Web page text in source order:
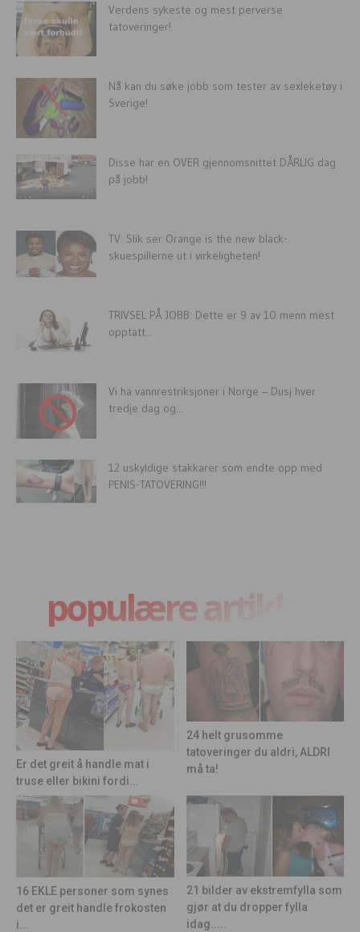
Verdens sykeste og mest perverse
tatoveringer!
Nå kan du søke jobb som tester av sexleketøy i
Sverige!
Disse har en OVER gjennomsnittet DÅRLIG dag
på jobb!
TV: Slik ser Orange is the new black-
skuespillerne ut i virkeligheten!
TRIVSEL PÅ JOBB: Dette er 9 av 10 menn mest
opptatt...
Vi ha vannrestriksjoner i Norge – Dusj hver
tredje dag og...
12 uskyldige stakkarer som endte opp med
PENIS-TATOVERING!!!
populære artikler
Er det greit å handle mat i
truse eller bikini fordi...
24 helt grusomme
tatoveringer du aldri, ALDRI
må ta!
16 EKLE personer som synes
det er greit handle frokosten
i...
21 bilder av ekstremfylla som
gjør at du dropper fylla
idag.....